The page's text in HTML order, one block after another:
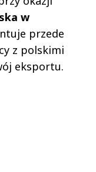
w
przede
z polskimi
eksportu.